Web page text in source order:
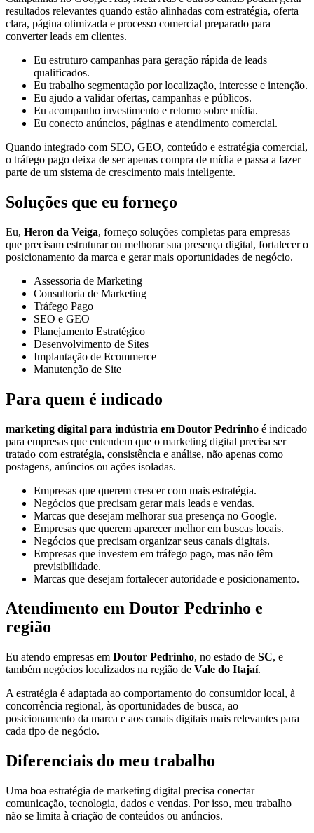
resultados relevantes quando estão alinhadas com estratégia, oferta
clara, página otimizada e processo comercial preparado para
converter leads em clientes.
Eu estruturo campanhas para geração rápida de leads
qualificados.
Eu trabalho segmentação por localização, interesse e intenção.
Eu ajudo a validar ofertas, campanhas e públicos.
Eu acompanho investimento e retorno sobre mídia.
Eu conecto anúncios, páginas e atendimento comercial.
Quando integrado com SEO, GEO, conteúdo e estratégia comercial,
o tráfego pago deixa de ser apenas compra de mídia e passa a fazer
parte de um sistema de crescimento mais inteligente.
Soluções que eu forneço
Eu, Heron da Veiga, forneço soluções completas para empresas
que precisam estruturar ou melhorar sua presença digital, fortalecer o
posicionamento da marca e gerar mais oportunidades de negócio.
Assessoria de Marketing
Consultoria de Marketing
Tráfego Pago
SEO e GEO
Planejamento Estratégico
Desenvolvimento de Sites
Implantação de Ecommerce
Manutenção de Site
Para quem é indicado
marketing digital para indústria em Doutor Pedrinho é indicado
para empresas que entendem que o marketing digital precisa ser
tratado com estratégia, consistência e análise, não apenas como
postagens, anúncios ou ações isoladas.
Empresas que querem crescer com mais estratégia.
Negócios que precisam gerar mais leads e vendas.
Marcas que desejam melhorar sua presença no Google.
Empresas que querem aparecer melhor em buscas locais.
Negócios que precisam organizar seus canais digitais.
Empresas que investem em tráfego pago, mas não têm
previsibilidade.
Marcas que desejam fortalecer autoridade e posicionamento.
Atendimento em Doutor Pedrinho e
região
Eu atendo empresas em Doutor Pedrinho, no estado de SC, e
também negócios localizados na região de Vale do Itajaí.
A estratégia é adaptada ao comportamento do consumidor local, à
concorrência regional, às oportunidades de busca, ao
posicionamento da marca e aos canais digitais mais relevantes para
cada tipo de negócio.
Diferenciais do meu trabalho
Uma boa estratégia de marketing digital precisa conectar
comunicação, tecnologia, dados e vendas. Por isso, meu trabalho
não se limita à criação de conteúdos ou anúncios.